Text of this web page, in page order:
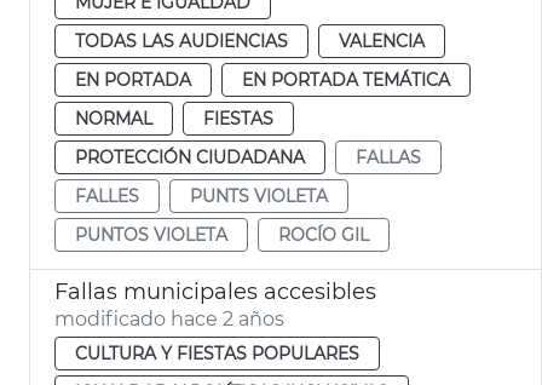
TODAS LAS AUDIENCIAS
VALENCIA
EN PORTADA
EN PORTADA TEMÁTICA
NORMAL
FIESTAS
PROTECCIÓN CIUDADANA
FALLAS
FALLES
PUNTS VIOLETA
PUNTOS VIOLETA
ROCÍO GIL
Fallas municipales accesibles
modificado hace 2 años
CULTURA Y FIESTAS POPULARES